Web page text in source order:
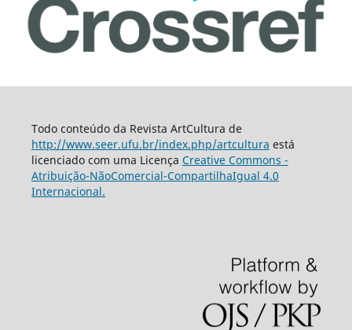
Todo conteúdo da Revista ArtCultura de
http://www.seer.ufu.br/index.php/artcultura está
licenciado com uma Licença Creative Commons -
Atribuição-NãoComercial-CompartilhaIgual 4.0
Internacional.